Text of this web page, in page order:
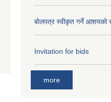
बोलपत्र स्वीकृत गर्ने आशयको
Invitation for bids
more